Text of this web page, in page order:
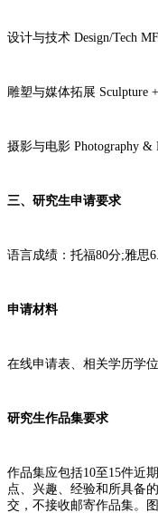
设计与技术 Design/Tech
雕塑与媒体拓展 Sculpture
摄影与电影 Photography &
三、研究生申请要求
语言成绩：托福80分;雅思
申请材料
在线申请表、相关学历学
研究生作品集要求
作品集应包括10至15件近
点、兴趣、经验和所具备
交，不接收邮寄作品集。